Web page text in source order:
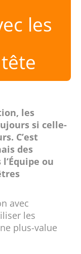
les
les
si celle-
C’est
des
ou
avec
les
plus-value